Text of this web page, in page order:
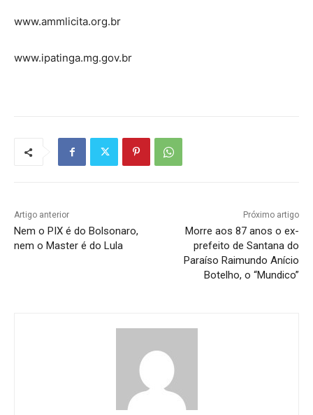
www.ammlicita.org.br
www.ipatinga.mg.gov.br
Artigo anterior
Nem o PIX é do Bolsonaro,
nem o Master é do Lula
Próximo artigo
Morre aos 87 anos o ex-
prefeito de Santana do
Paraíso Raimundo Anício
Botelho, o “Mundico”